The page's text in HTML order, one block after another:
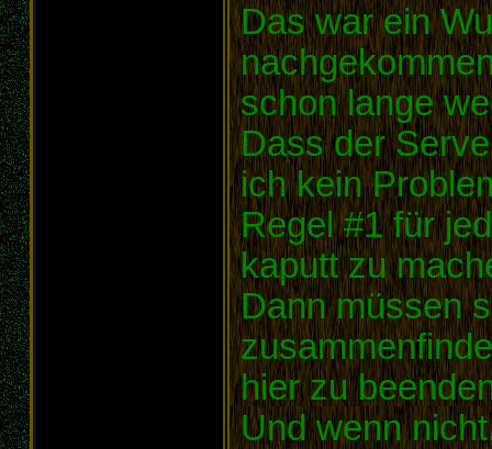
Das war ein
schon lange
Dass der
ich kein
Regel #1 für
kaputt zu
Dann müssen
hier zu
Und wenn